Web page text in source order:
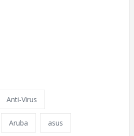
Anti-Virus
Aruba asus